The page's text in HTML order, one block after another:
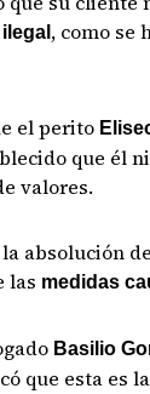
, como se
el perito
que él
valores.
absolución
las medidas
Basilio
que esta es